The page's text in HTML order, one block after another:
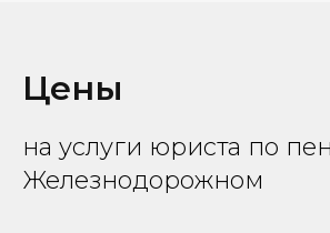
Цены
на услуги юриста по
Железнодорожном